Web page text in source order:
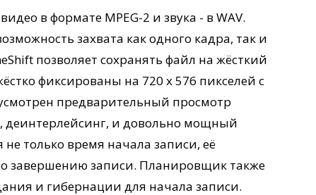
в формате MPEG-2 и звука - в WAV.
захвата как одного кадра, так и
позволяет сохранять файл на жёсткий
фиксированы на 720 х 576 пикселей с
предварительный просмотр
и довольно мощный
только время начала записи, её
завершению записи. Планировщик также
и гибернации для начала записи.